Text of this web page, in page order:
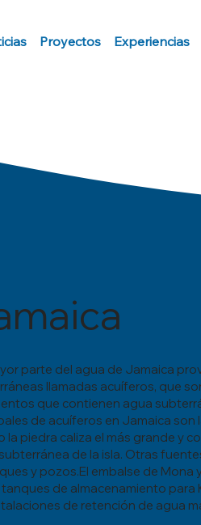
Proyectos Experiencias
parte del agua de Jamaica
llamadas acuíferos, que
que contienen agua
de acuíferos en Jamaica son
la piedra caliza el más grande y
de la isla. Otras
y pozos.El embalse de Mona
de almacenamiento para
de retención de agua